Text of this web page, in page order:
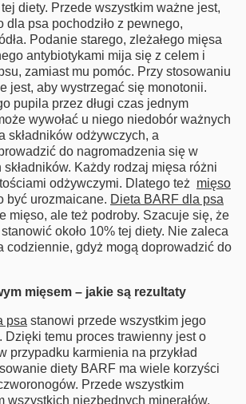
diety. Przede wszystkim ważne jest,
dla psa pochodziło z pewnego,
Podanie starego, zleżałego mięsa
antybiotykami mija się z celem i
zamiast mu pomóc. Przy stosowaniu
jest, aby wystrzegać się monotonii.
pupila przez długi czas jednym
wywołać u niego niedobór ważnych
składników odżywczych, a
do nagromadzenia się w
Każdy rodzaj mięsa różni
odżywczymi. Dlatego też mięso
być urozmaicane. Dieta BARF dla psa
mięso, ale też podroby. Szacuje się, że
około 10% tej diety. Nie zaleca
codziennie, gdyż mogą doprowadzić do
mięsem – jakie są rezultaty
psa stanowi przede wszystkim jego
Dzięki temu proces trawienny jest o
przypadku karmienia na przykład
diety BARF ma wiele korzyści
Przede wszystkim
wszystkich niezbędnych minerałów,